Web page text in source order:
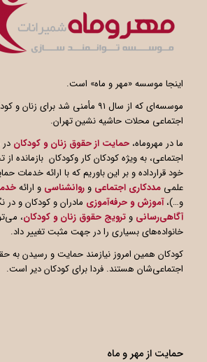
اینجا موسسه «مهر و ماه» است.
موسسه‌ای که از سال ۹۱ مأمنی شد
اجتماعی محلات حاشیه نشین تهران.
ما در مهروماه، حمایت از حقوق زنان و کودکان
اجتماعی، به ویژه کودکان کار وکودکان بازمانده
خود قرارداده و بر این باوریم که با ارائه خدمات
علمی مددکاری اجتماعی و روانشناسی و ارائه
و…)،آموزش و حرفه‌آموزی مادران و کودکان و در
آگاهیرسانی و ترویج حقوق زنان و کودکان،
خانواده‌های بسیاری را در جهت مثبت تغییر داد.
کودکان همین امروز نیازمند حمایت و رسیدن به
اجتماعی‌شان هستند. فردا برای کودکان دیر است.
حمایت از مهر و ماه